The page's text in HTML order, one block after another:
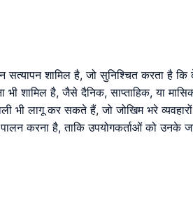
सत्यापन शामिल है, जो सुनिश्चित करता है
भी शामिल है, जैसे दैनिक, साप्ताहिक, या
भी लागू कर सकते हैं, जो जोखिम भरे
करना है, ताकि उपयोगकर्ताओं को उनके